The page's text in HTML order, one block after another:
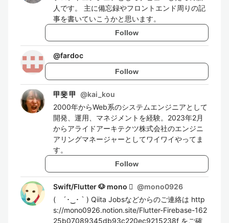
人です。 主に備忘録やフロントエンド周りの記
事を書いていこうかと思います。
Follow
@fardoc
Follow
甲斐 甲 @kai_kou
2000年からWeb系のシステムエンジニアとして
開発、運用、マネジメントを経験。2023年2月
からアライドアーキテクツ株式会社のエンジニ
アリングマネージャーとしてワイワイやってま
す。
Follow
Swift/Flutter 🐶 mono  @mono0926
( ´･‿･｀) Qiita Jobsなどからのご連絡は http
s://mono0926.notion.site/Flutter-Firebase-162
25b07089345db93c220ec9215238f をご確